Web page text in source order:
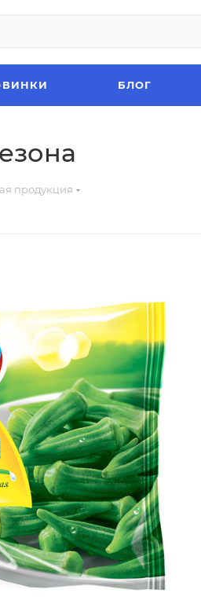
БЛОГ
продукция